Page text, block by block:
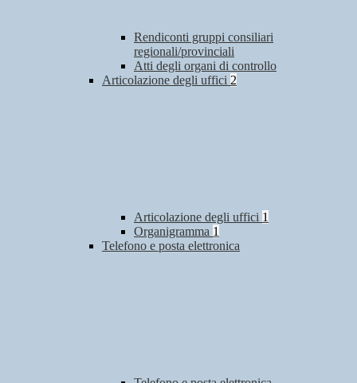
Rendiconti gruppi consiliari
regionali/provinciali
Atti degli organi di controllo
Articolazione degli uffici 2
Articolazione degli uffici 1
Organigramma 1
Telefono e posta elettronica